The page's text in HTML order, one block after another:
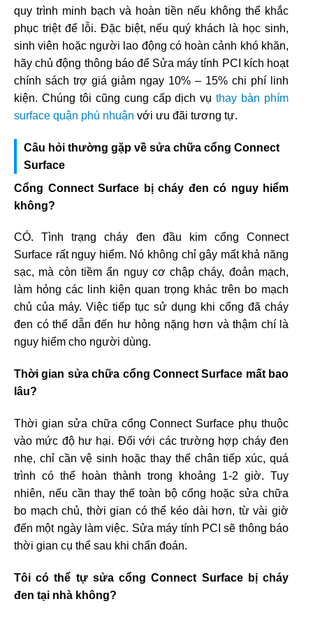
quy trình minh bạch và hoàn tiền nếu không thể khắc
phục triệt để lỗi. Đặc biệt, nếu quý khách là học sinh,
sinh viên hoặc người lao động có hoàn cảnh khó khăn,
hãy chủ động thông báo để Sửa máy tính PCI kích hoạt
chính sách trợ giá giảm ngay 10% – 15% chi phí linh
kiện. Chúng tôi cũng cung cấp dịch vụthay bàn phím
surface quận phú nhuận với ưu đãi tương tự.
Câu hỏi thường gặp về sửa chữa cổng Connect
Surface
Cổng Connect Surface bị cháy đen có nguy hiểm
không?
CÓ. Tình trạng cháy đen đầu kim cổng Connect
Surface rất nguy hiểm. Nó không chỉ gây mất khả năng
sạc, mà còn tiềm ẩn nguy cơ chập cháy, đoản mạch,
làm hỏng các linh kiện quan trọng khác trên bo mạch
chủ của máy. Việc tiếp tục sử dụng khi cổng đã cháy
đen có thể dẫn đến hư hỏng nặng hơn và thậm chí là
nguy hiểm cho người dùng.
Thời gian sửa chữa cổng Connect Surface mất bao
lâu?
Thời gian sửa chữa cổng Connect Surface phụ thuộc
vào mức độ hư hại. Đối với các trường hợp cháy đen
nhẹ, chỉ cần vệ sinh hoặc thay thế chân tiếp xúc, quá
trình có thể hoàn thành trong khoảng 1-2 giờ. Tuy
nhiên, nếu cần thay thế toàn bộ cổng hoặc sửa chữa
bo mạch chủ, thời gian có thể kéo dài hơn, từ vài giờ
đến một ngày làm việc. Sửa máy tính PCI sẽ thông báo
thời gian cụ thể sau khi chẩn đoán.
Tôi có thể tự sửa cổng Connect Surface bị cháy
đen tại nhà không?